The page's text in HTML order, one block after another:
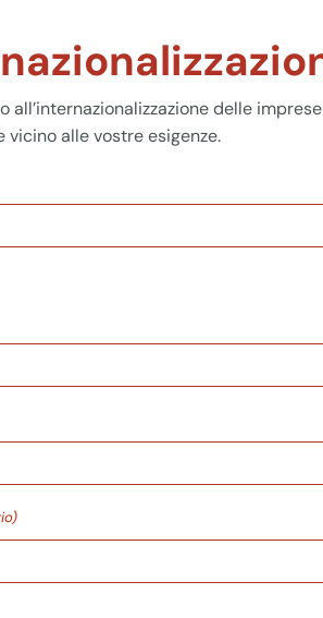
all’internazionalizzazione delle
alle vostre esigenze.